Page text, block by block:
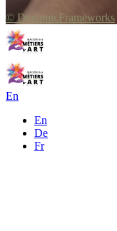
© DynamicFrameworks
En
En
De
Fr